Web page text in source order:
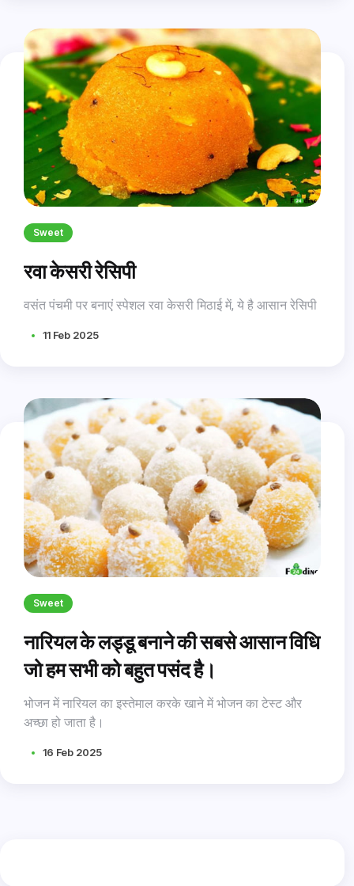
Sweet
रवा केसरी रेसिपी
वसंत पंचमी पर बनाएं स्पेशल रवा केसरी मिठाई में, ये है आसान रेसिपी
11 Feb 2025
Sweet
नारियल के लड्डू बनाने की सबसे आसान विधि
जो हम सभी को बहुत पसंद है।
भोजन में नारियल का इस्तेमाल करके खाने में भोजन का टेस्ट और
अच्छा हो जाता है।
16 Feb 2025